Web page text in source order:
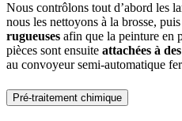
Nous contrôlons tout d’abord les
nous les nettoyons à la brosse,
rugueuses afin que la peinture en
pièces sont ensuite attachées à
au convoyeur semi-automatique
Pré-traitement chimique